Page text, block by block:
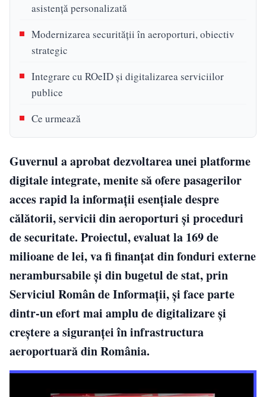
asistență personalizată
Modernizarea securității în aeroporturi, obiectiv
strategic
Integrare cu ROeID și digitalizarea serviciilor
publice
Ce urmează
Guvernul a aprobat dezvoltarea unei platforme
digitale integrate, menite să ofere pasagerilor
acces rapid la informații esențiale despre
călătorii, servicii din aeroporturi și proceduri
de securitate. Proiectul, evaluat la 169 de
milioane de lei, va fi finanțat din fonduri externe
nerambursabile și din bugetul de stat, prin
Serviciul Român de Informații, și face parte
dintr-un efort mai amplu de digitalizare și
creștere a siguranței în infrastructura
aeroportuară din România.